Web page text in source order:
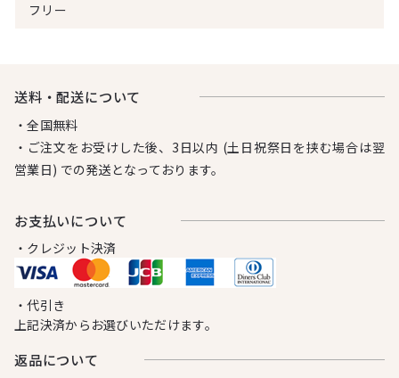
フリー
送料・配送について
・全国無料
・ご注文をお受けした後、3日以内 (土日祝祭日を挟む場合は翌
営業日) での発送となっております。
お⽀払いについて
・クレジット決済
・代引き
上記決済からお選びいただけます。
返品について